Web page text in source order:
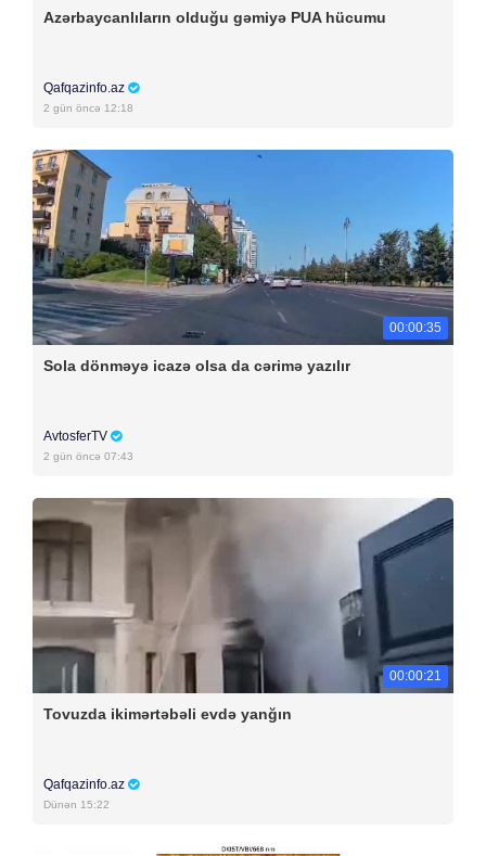
Azərbaycanlıların olduğu gəmiyə PUA hücumu
Qafqazinfo.az
2 gün öncə 12:18
00:00:35
Sola dönməyə icazə olsa da cərimə yazılır
AvtosferTV
2 gün öncə 07:43
00:00:21
Tovuzda ikimərtəbəli evdə yanğın
Qafqazinfo.az
Dünən 15:22